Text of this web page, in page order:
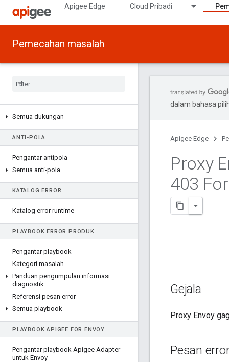
Apigee Edge Cloud Pribadi
Pemecahan masalah
Semua dukungan
ANTI-POLA
Pengantar antipola
Semua anti-pola
KATALOG ERROR
Katalog error runtime
PLAYBOOK ERROR PRODUK
Pengantar playbook
Kategori masalah
Panduan pengumpulan informasi
diagnostik
Referensi pesan error
Semua playbook
PLAYBOOK APIGEE FOR ENVOY
Pengantar playbook Apigee Adapter
untuk Envoy
dalam bahasa
Apigee Edge
Proxy
403
Gejala
Proxy Envoy
Pesan